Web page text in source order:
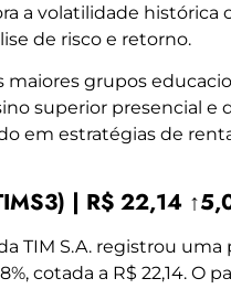
a volatilidade
de risco e retorno.
maiores grupos
superior presencial e
em estratégias de
| R$ 22,14
TIM S.A. registrou
cotada a R$ 22,14. O